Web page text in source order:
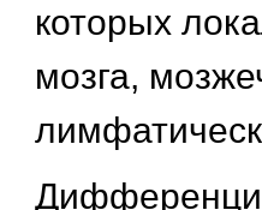
которых
мозга,